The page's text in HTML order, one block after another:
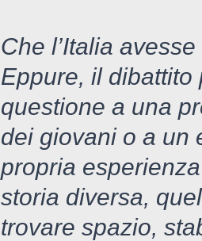
Che l’Italia
Eppure, il
questione a una
dei giovani o a un
propria
storia diversa,
trovare spazio,